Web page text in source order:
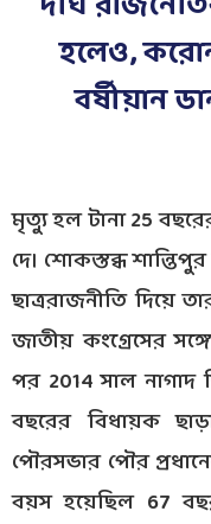
হলেও,
বর্ষীয়ান
মৃত্যু হল টানা 25
দে। শোকস্তব্ধ
ছাত্ররাজনীতি দিয়ে
জাতীয় কংগ্রেসের
পর 2014 সাল নাগাদ
বছরের বিধায়ক
পৌরসভার পৌর
বয়স হয়েছিল 67